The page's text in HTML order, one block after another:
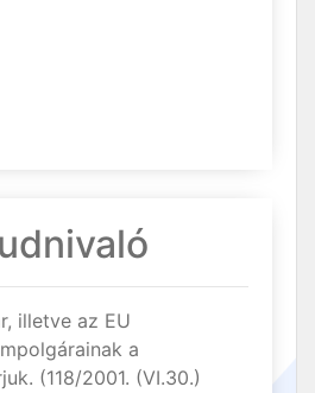
illetve az EU
a
(118/2001. (VI.30.)